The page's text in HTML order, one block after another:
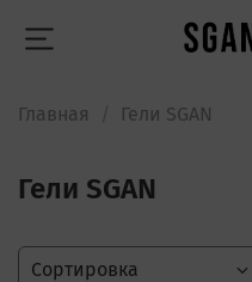
Главная Гели SGAN
Гели SGAN